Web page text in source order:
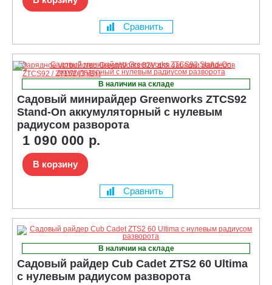
Сравнить
В наличии на складе
Садовый минирайдер Greenworks ZTCS92
Stand-On аккумуляторный с нулевым
радиусом разворота
1 090 000 р.
В корзину
Сравнить
В наличии на складе
Садовый райдер Cub Cadet ZTS2 60 Ultima
с нулевым радиусом разворота